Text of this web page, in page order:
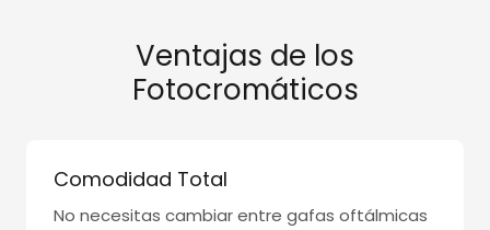
Ventajas de los
Fotocromáticos
Comodidad Total
No necesitas cambiar entre gafas oftálmicas